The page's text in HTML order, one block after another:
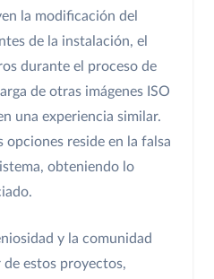
la modificación del
de la instalación, el
durante el proceso de
de otras imágenes ISO
una experiencia similar.
opciones reside en la falsa
obteniendo lo
y la comunidad
estos proyectos,